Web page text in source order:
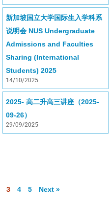
新加坡国立大学国际生入学科系
说明会 NUS Undergraduate
Admissions and Faculties
Sharing (International
Students) 2025
14/10/2025
2025- 高二升高三讲座（2025-
09-26）
29/09/2025
3 4 5 Next »